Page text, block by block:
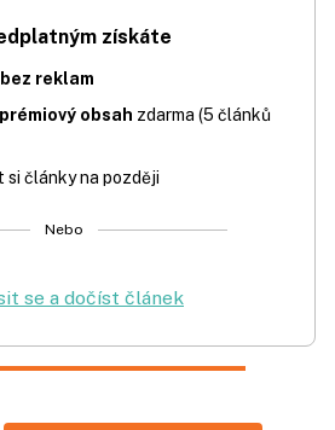
získáte
bez reklam
obsah zdarma (5 článků
si články na později
Nebo
se a dočíst článek